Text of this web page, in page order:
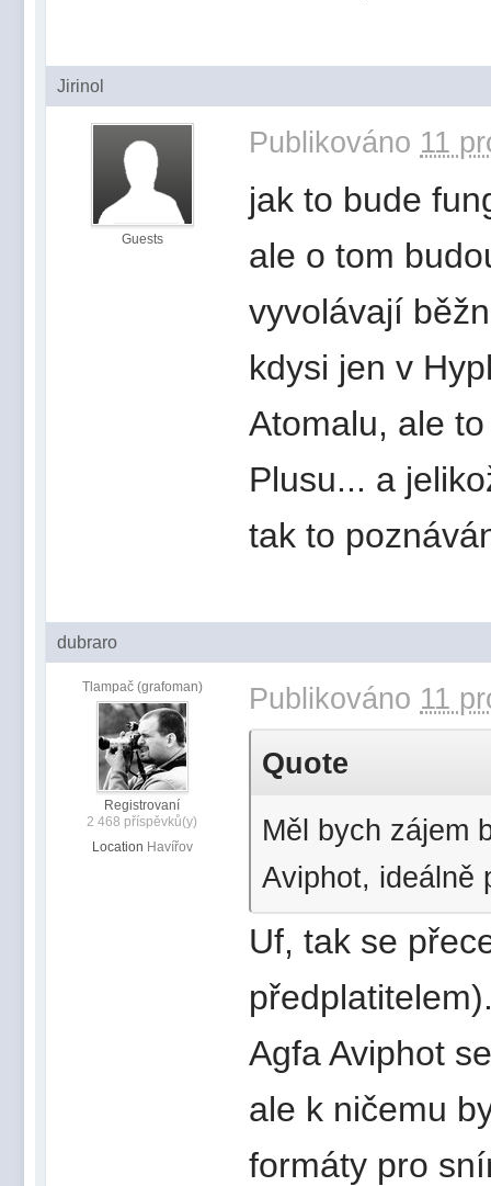
Jirinol
Guests
Publikováno 11
jak to bude
ale o tom
vyvolávají
kdysi jen v
Atomalu, ale
Plusu... a
tak to
dubraro
Tlampač (grafoman)
Registrovaní
2 468 příspěvků(y)
Location Havířov
Publikováno 11
Quote
Měl bych zájem
Aviphot, ideálně
Uf, tak se
Agfa Aviphot
ale k ničemu
formáty pro